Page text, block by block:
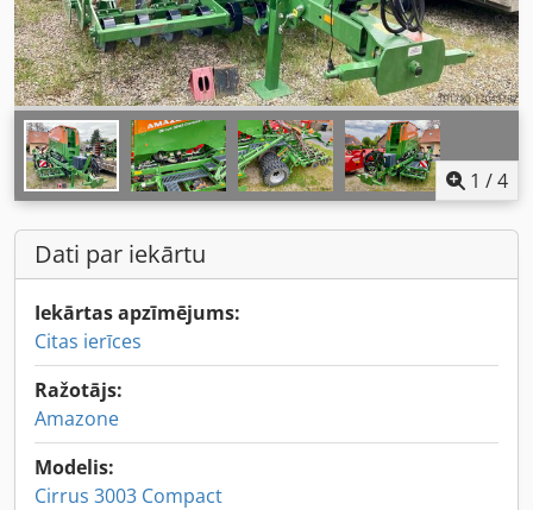
1 /4
Dati par iekārtu
Iekārtas apzīmējums:
Citas ierīces
Ražotājs:
Amazone
Modelis:
Cirrus 3003 Compact